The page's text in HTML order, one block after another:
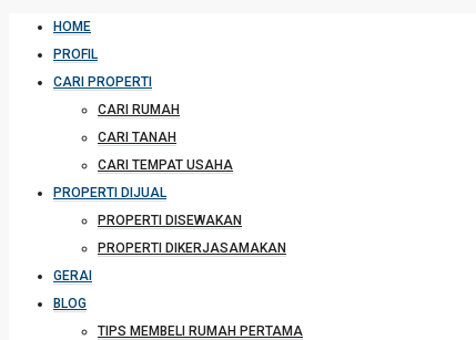
HOME
PROFIL
CARI PROPERTI
CARI RUMAH
CARI TANAH
CARI TEMPAT USAHA
PROPERTI DIJUAL
PROPERTI DISEWAKAN
PROPERTI DIKERJASAMAKAN
GERAI
BLOG
TIPS MEMBELI RUMAH PERTAMA